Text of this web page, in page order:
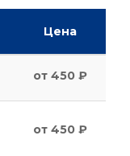
Цена
от 450 ₽
от 450 ₽